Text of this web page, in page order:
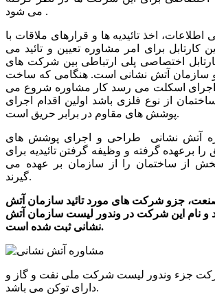
می شود .
اطلاعات، اخذ تائیدیه ها و قرارهای ملاقات با
کارتابل برای امر مشاوره تعیین و تائید می
اختصاصی پلی ارتباطی بین شرکت های
سازمان آتش نشانی است. هنگامی که ساخت
اسکلت می رسد کار مشاوره شروع می
از نوع فلزی باشد اولین اقدام اجرای
پوشش های مقاوم در برابر حریق است.
آتش نشانی طراحی و اجرای پوشش های
را برعهده گرفته و وظیفه گرفتن تائیدیه برای
از ساختمان را از سازمان بر عهده می
گیرند.
جزو شرکت های مورد تائید سازمان آتش
و نام این شرکت در وندور لیست سازمان آتش
نشانی ثبت شده است.
جزء وندور لیست شرکت ملی نفت و گاز و
دارای توکن می باشد.